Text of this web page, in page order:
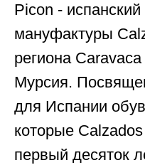
Picon -
мануфактуры
региона
Мурсия.
для Испании
которые
первый десяток